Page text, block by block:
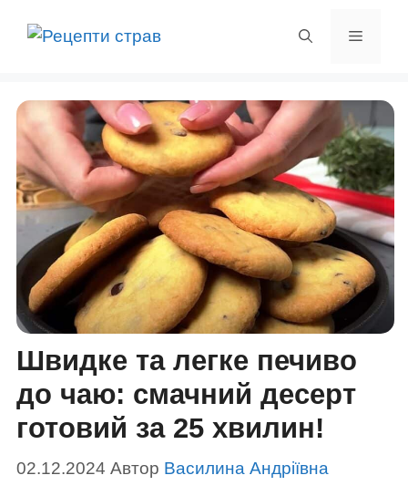
Меню
Швидке та легке печиво
до чаю: смачний десерт
готовий за 25 хвилин!
02.12.2024 Автор Василина Андріївна